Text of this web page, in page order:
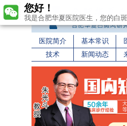
医院简介 基本常识
技术
新闻动态
您好！
我是合肥华夏医院医生，您的白